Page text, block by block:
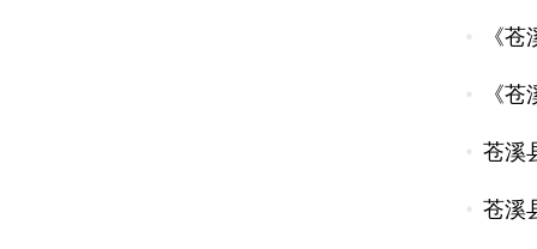
《
《
苍溪
苍溪